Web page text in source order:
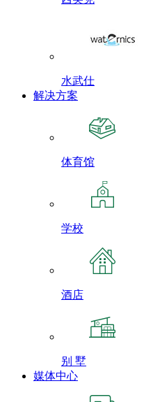
水武仕
解决方案
体育馆
学校
酒店
别 墅
媒体中心